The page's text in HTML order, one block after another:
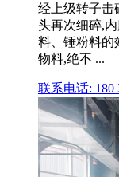
经上级转子击
头再次细碎,
料、锤粉料的
物料,绝不 ...
联系电话: 180